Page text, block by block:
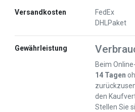
Versandkosten
FedEx
DHLPaket
Gewährleistung
Beim
14 Tagen
den
Stellen Sie